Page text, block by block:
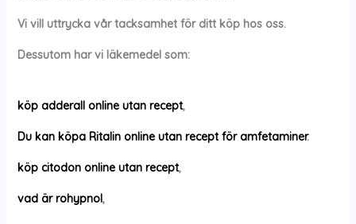
Vi vill uttrycka vår tacksamhet för ditt köp hos oss.
Dessutom har vi läkemedel som:
köp adderall online utan recept,
Du kan köpa Ritalin online utan recept för amfetaminer.
köp citodon online utan recept,
vad är rohypnol,